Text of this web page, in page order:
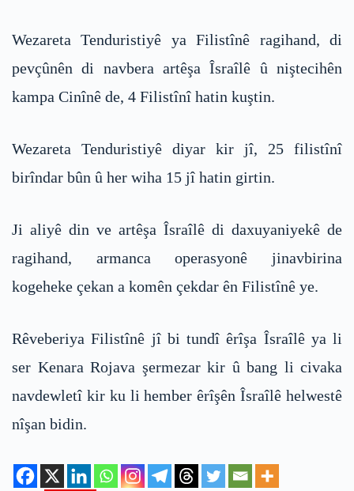
Wezareta Tenduristiyê ya Filistînê ragihand, di
pevçûnên di navbera artêşa Îsraîlê û niştecihên
kampa Cinînê de, 4 Filistînî hatin kuştin.
Wezareta Tenduristiyê diyar kir jî, 25 filistînî
birîndar bûn û her wiha 15 jî hatin girtin.
Ji aliyê din ve artêşa Îsraîlê di daxuyaniyekê de
ragihand, armanca operasyonê jinavbirina
kogeheke çekan a komên çekdar ên Filistînê ye.
Rêveberiya Filistînê jî bi tundî êrîşa Îsraîlê ya li
ser Kenara Rojava şermezar kir û bang li civaka
navdewletî kir ku li hember êrîşên Îsraîlê helwestê
nîşan bidin.